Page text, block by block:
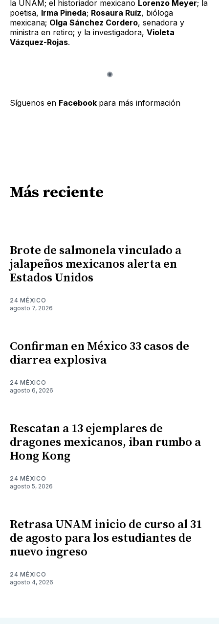
la UNAM; el historiador mexicano Lorenzo Meyer; la
poetisa, Irma Pineda; Rosaura Ruíz, bióloga
mexicana; Olga Sánchez Cordero, senadora y
ministra en retiro; y la investigadora, Violeta
Vázquez-Rojas.
Síguenos en Facebook para más información
Más reciente
Brote de salmonela vinculado a
jalapeños mexicanos alerta en
Estados Unidos
24 MÉXICO
agosto 7, 2026
Confirman en México 33 casos de
diarrea explosiva
24 MÉXICO
agosto 6, 2026
Rescatan a 13 ejemplares de
dragones mexicanos, iban rumbo a
Hong Kong
24 MÉXICO
agosto 5, 2026
Retrasa UNAM inicio de curso al 31
de agosto para los estudiantes de
nuevo ingreso
24 MÉXICO
agosto 4, 2026